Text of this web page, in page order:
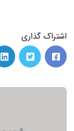
اشتراک گذاری